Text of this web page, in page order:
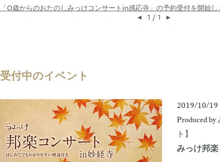
「0歳からのおたのしみっけコンサートin感応寺」の予約受付を開始し
◄
1 / 1 ►
受付中のイベント
2019/10/
Produced
ト】
みっけ邦